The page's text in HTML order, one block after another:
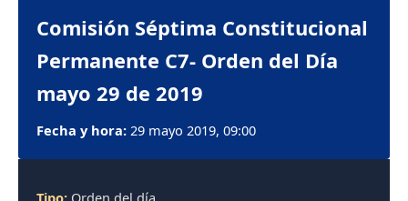
Comisión Séptima Constitucional
Permanente C7- Orden del Día
mayo 29 de 2019
Fecha y hora: 29 mayo 2019, 09:00
Tipo: Orden del día